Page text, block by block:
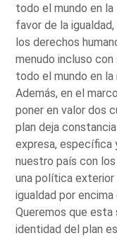
todo el mundo en
favor de la
los derechos
menudo incluso
todo el mundo en la
Además, en el
poner en valor dos
plan deja constancia
expresa, específica
nuestro país con
una política
igualdad por
Queremos que esta
identidad del plan